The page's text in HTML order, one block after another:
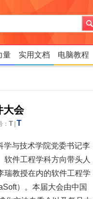
量 实用文档 电脑教程
大会
T T
学与技术学院党委书记李
件工程学科方向带头人
瑞教授在内的软件工程学
）。本届大会由中国